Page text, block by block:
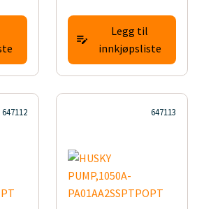
Legg til
innkjøpsliste
647112 647113